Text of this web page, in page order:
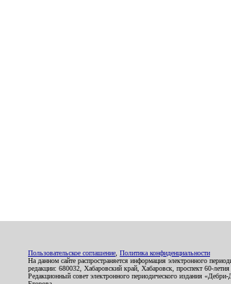
Пользовательское соглашение Политика конфиденциальности
На данном сайте распространяется информация электронного
редакции: 680032, Хабаровский край, Хабаровск, проспект 60-
Редакционный совет электронного периодического